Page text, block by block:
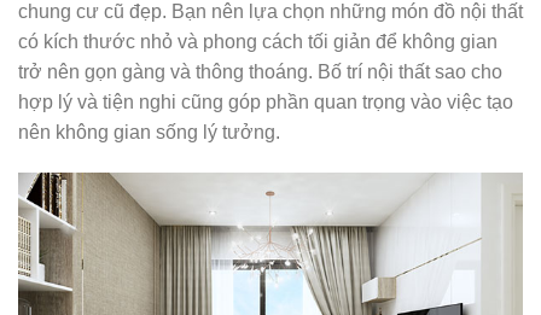
chung cư cũ đẹp. Bạn nên lựa chọn những món đồ nội thất
có kích thước nhỏ và phong cách tối giản để không gian
trở nên gọn gàng và thông thoáng. Bố trí nội thất sao cho
hợp lý và tiện nghi cũng góp phần quan trọng vào việc tạo
nên không gian sống lý tưởng.